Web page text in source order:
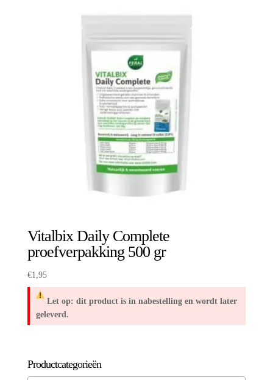
Vitalbix Daily Complete
proefverpakking 500 gr
€1,95
Let op: dit product is in nabestelling en wordt later
geleverd.
Productcategorieën